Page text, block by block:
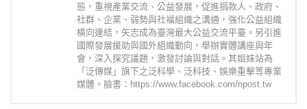
態，重視產業交流、公益發展，促進捐款人、政府、
社群、企業、弱勢與社福組織之溝通，強化公益組織
橫向連結，矢志成為臺灣最大公益交流平臺。另引進
國際發展援助與國外組織動向，舉辦實體講座與年
會，深入探究議題，激發討論與對話。其姐妹站為
「泛傳媒」旗下之泛科學、泛科技、娛樂重擊等專業
媒體。臉書：https://www.facebook.com/npost.tw